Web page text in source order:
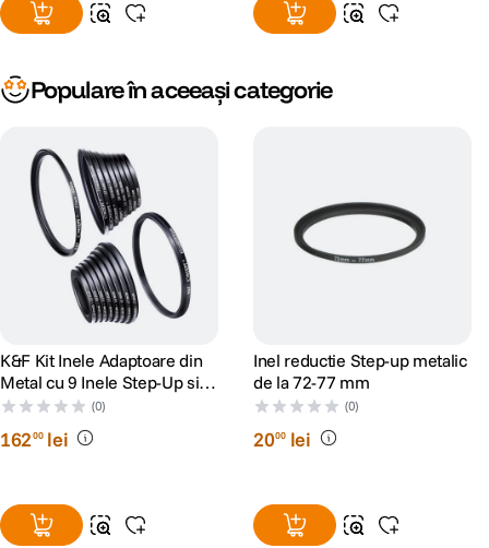
Populare în aceeași categorie
K&F Kit Inele Adaptoare din
Metal cu 9 Inele Step-Up si 9
Inele Step-Down
(0)
16200 lei
Inel reductie Step-up metalic
de la 72-77 mm
(0)
2000 lei